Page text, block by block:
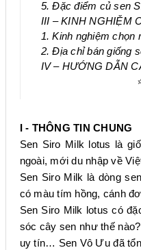
5. Đặc điểm củ sen
III – KINH NGHIỆM
1. Kinh nghiệm chọn
2. Địa chỉ bán giống
IV – HƯỚNG DẪN
I - THÔNG TIN CHUNG
Sen Siro Milk lotus
là
ngoài, mới du nhập về
Sen Siro Milk là dòng
có màu tím hồng, cánh
Sen Siro Milk lotus có
sóc cây sen như thế
uy tín… Sen Vô Ưu đã